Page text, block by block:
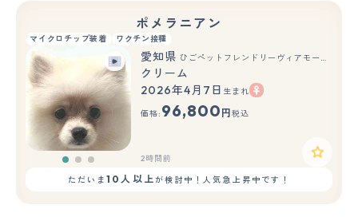
ポメラニアン
マイクロチップ装着 ワクチン接種
もっと見る
愛知県 ひごペットフレンドリーヴィアモール アピタ江南西店
クリーム
2026年4月7日 生まれ
価格: 96,800 円 税込
2時間前
ただいま10人以上が検討中！人気急上昇中です！